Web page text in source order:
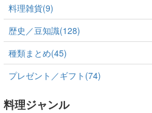
料理雑貨(9)
歴史／豆知識(128)
種類まとめ(45)
プレゼント／ギフト(74)
料理ジャンル